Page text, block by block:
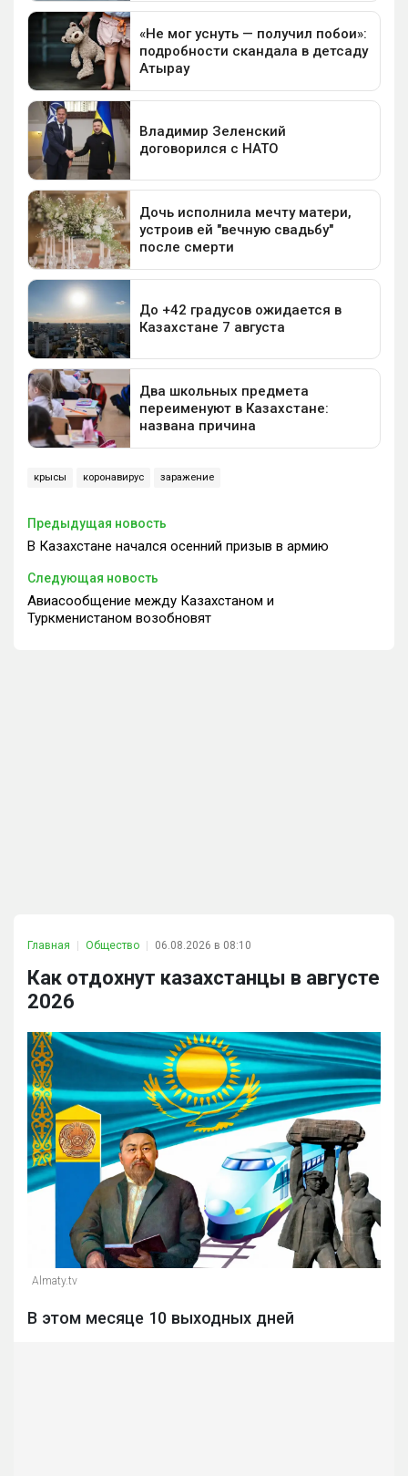
крысы коронавирус заражение
Предыдущая новость
В Казахстане начался осенний призыв в армию
Следующая новость
Авиасообщение между Казахстаном и
Туркменистаном возобновят
Главная Общество 06.08.2026 в 08:10
Как отдохнут казахстанцы в августе
2026
Almaty.tv
В этом месяце 10 выходных дней